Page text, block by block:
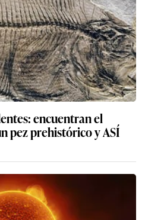
encuentran el
pez prehistórico y ASÍ